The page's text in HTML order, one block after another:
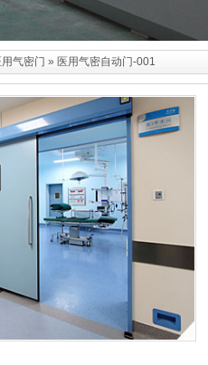
气密门 » 医用气密自动门-001